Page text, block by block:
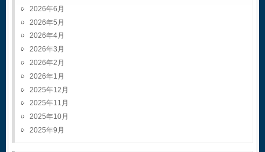
2026年6月
2026年5月
2026年4月
2026年3月
2026年2月
2026年1月
2025年12月
2025年11月
2025年10月
2025年9月